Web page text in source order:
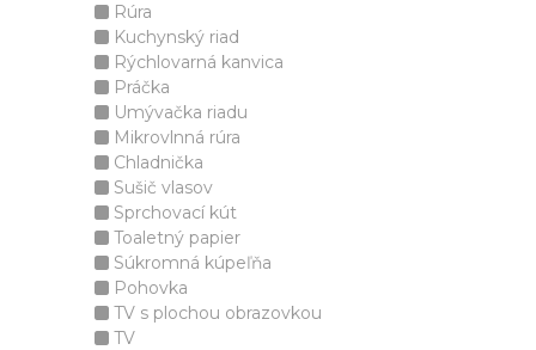
Rúra
Kuchynský riad
Rýchlovarná kanvica
Práčka
Umývačka riadu
Mikrovlnná rúra
Chladnička
Sušič vlasov
Sprchovací kút
Toaletný papier
Súkromná kúpeľňa
Pohovka
TV s plochou obrazovkou
TV